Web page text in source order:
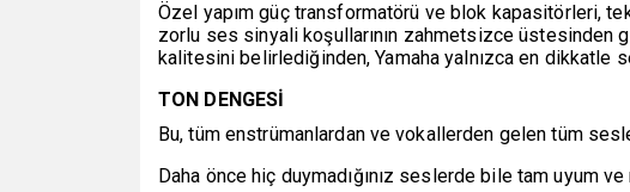
Özel yapım güç transformatörü ve blok kapasitörleri,
zorlu ses sinyali koşullarının zahmetsizce üstesinden
kalitesini belirlediğinden, Yamaha yalnızca en dikkatle
TON DENGESİ
Bu, tüm enstrümanlardan ve vokallerden gelen tüm
Daha önce hiç duymadığınız seslerde bile tam uyum